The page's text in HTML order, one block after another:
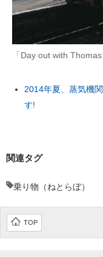
企業向けIT製品の総合
IT製品の技術・比較
モノづくり技術者専門
ちょっと気になるネッ
「Day out with
2014年夏、蒸気機
す!
関連タグ
乗り物（ねとらぼ）
TOP